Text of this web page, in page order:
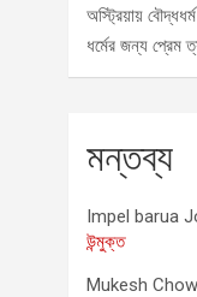
অস্ট্রিয়ায়
ধর্মের জন্য প্রেম
মন্তব্য
Impel barua
উন্মুক্ত
Mukesh